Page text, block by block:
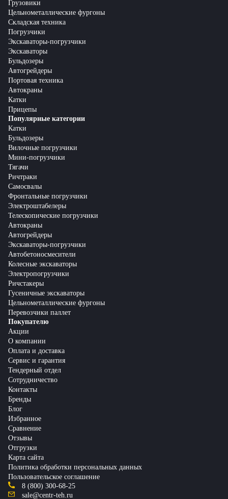
Грузовики
Цельнометаллические фургоны
Складская техника
Погрузчики
Экскаваторы-погрузчики
Экскаваторы
Бульдозеры
Автогрейдеры
Портовая техника
Автокраны
Катки
Прицепы
Популярные категории
Катки
Бульдозеры
Вилочные погрузчики
Мини-погрузчики
Тягачи
Ричтраки
Самосвалы
Фронтальные погрузчики
Электроштабелеры
Телескопические погрузчики
Автокраны
Автогрейдеры
Экскаваторы-погрузчики
Автобетоносмесители
Колесные экскаваторы
Электропогрузчики
Ричстакеры
Гусеничные экскаваторы
Цельнометаллические фургоны
Перевозчики паллет
Покупателю
Акции
О компании
Оплата и доставка
Сервис и гарантия
Тендерный отдел
Сотрудничество
Контакты
Бренды
Блог
Избранное
Сравнение
Отзывы
Отгрузки
Карта сайта
Политика обработки персональных данных
Пользовательское соглашение
8 (800) 300-68-25
sale@centr-teh.ru